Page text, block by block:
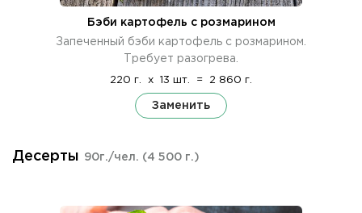
Бэби картофель с розмарином
Запеченный бэби картофель с розмарином.
Требует разогрева.
220 г. x 13 шт. = 2 860 г.
Заменить
Десерты 90г./чел. (4 500 г.)